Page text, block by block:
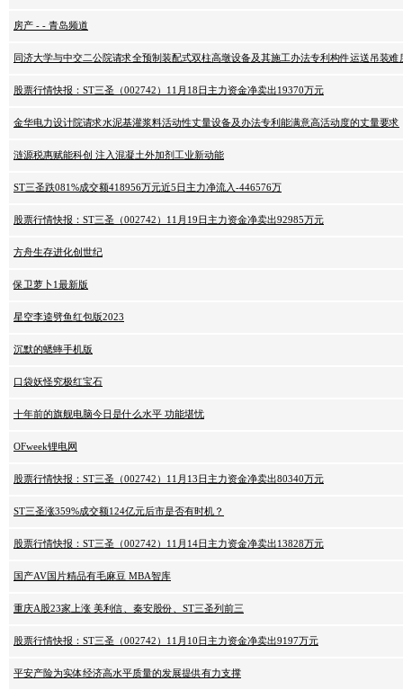
房产 - - 青岛频道
同济大学与中交二公院请求全预制装配式双柱高墩设备及其施工办法专利构件运送吊装难
股票行情快报：ST三圣（002742）11月18日主力资金净卖出19370万元
金华电力设计院请求水泥基灌浆料活动性丈量设备及办法专利能满意高活动度的丈量要求
涟源税惠赋能科创 注入混凝土外加剂工业新动能
ST三圣跌081%成交额418956万元近5日主力净流入-446576万
股票行情快报：ST三圣（002742）11月19日主力资金净卖出92985万元
方舟生存进化创世纪
保卫萝卜1最新版
星空李逵劈鱼红包版2023
沉默的蟋蟀手机版
口袋妖怪究极红宝石
十年前的旗舰电脑今日是什么水平 功能堪忧
OFweek锂电网
股票行情快报：ST三圣（002742）11月13日主力资金净卖出80340万元
ST三圣涨359%成交额124亿元后市是否有时机？
股票行情快报：ST三圣（002742）11月14日主力资金净卖出13828万元
国产AV国片精品有毛麻豆 MBA智库
重庆A股23家上涨 美利信、秦安股份、ST三圣列前三
股票行情快报：ST三圣（002742）11月10日主力资金净卖出9197万元
平安产险为实体经济高水平质量的发展提供有力支撑